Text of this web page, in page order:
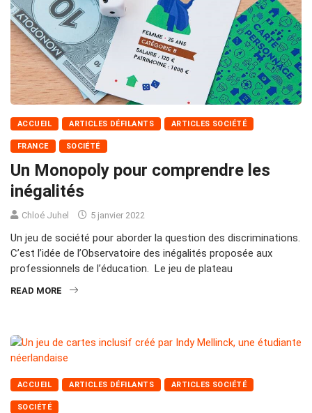
ACCUEIL ARTICLES DÉFILANTS ARTICLES SOCIÉTÉ
FRANCE SOCIÉTÉ
Un Monopoly pour comprendre les
inégalités
Chloé Juhel 5 janvier 2022
Un jeu de société pour aborder la question des discriminations.
C’est l’idée de l’Observatoire des inégalités proposée aux
professionnels de l’éducation. Le jeu de plateau
READ MORE
ACCUEIL ARTICLES DÉFILANTS ARTICLES SOCIÉTÉ
SOCIÉTÉ